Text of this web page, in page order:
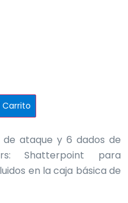
Carrito
ataque y 6 dados de
Shatterpoint para
en la caja básica de